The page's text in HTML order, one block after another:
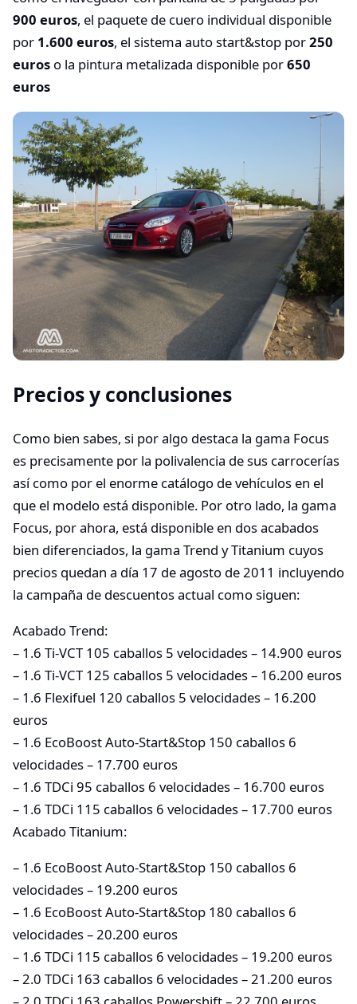
900 euros, el paquete de cuero individual disponible
por 1.600 euros, el sistema auto start&stop por250
euros o la pintura metalizada disponible por650
euros
Precios y conclusiones
Como bien sabes, si por algo destaca la gama Focus
es precisamente por la polivalencia de sus carrocerías
así como por el enorme catálogo de vehículos en el
que el modelo está disponible. Por otro lado, la gama
Focus, por ahora, está disponible en dos acabados
bien diferenciados, la gama Trend y Titanium cuyos
precios quedan a día 17 de agosto de 2011 incluyendo
la campaña de descuentos actual como siguen:
Acabado Trend:
– 1.6 Ti-VCT 105 caballos 5 velocidades – 14.900 euros
– 1.6 Ti-VCT 125 caballos 5 velocidades – 16.200 euros
– 1.6 Flexifuel 120 caballos 5 velocidades – 16.200
euros
– 1.6 EcoBoost Auto-Start&Stop 150 caballos 6
velocidades – 17.700 euros
– 1.6 TDCi 95 caballos 6 velocidades – 16.700 euros
– 1.6 TDCi 115 caballos 6 velocidades – 17.700 euros
Acabado Titanium:
– 1.6 EcoBoost Auto-Start&Stop 150 caballos 6
velocidades – 19.200 euros
– 1.6 EcoBoost Auto-Start&Stop 180 caballos 6
velocidades – 20.200 euros
– 1.6 TDCi 115 caballos 6 velocidades – 19.200 euros
– 2.0 TDCi 163 caballos 6 velocidades – 21.200 euros